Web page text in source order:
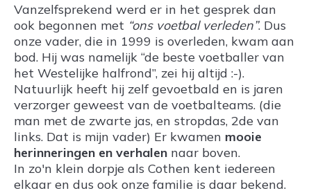
Vanzelfsprekend werd er in het gesprek dan
ook begonnen met “ons voetbal verleden”. Dus
onze vader, die in 1999 is overleden, kwam aan
bod. Hij was namelijk “de beste voetballer van
het Westelijke halfrond”, zei hij altijd :-).
Natuurlijk heeft hij zelf gevoetbald en is jaren
verzorger geweest van de voetbalteams. (die
man met de zwarte jas, en stropdas, 2de van
links. Dat is mijn vader) Er kwamen mooie
herinneringen en verhalen naar boven.
In zo'n klein dorpje als Cothen kent iedereen
elkaar en dus ook onze familie is daar bekend.